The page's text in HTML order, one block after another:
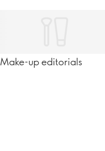
Make-up editorials